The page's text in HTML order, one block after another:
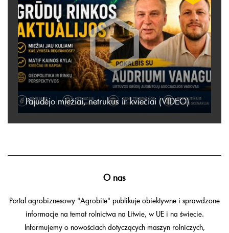
Pajudėjo miežiai, netrukus ir kviečiai (VIDEO)
O nas
Portal agrobiznesowy "Agrobitė" publikuje obiektywne i sprawdzone
informacje na temat rolnictwa na Litwie, w UE i na świecie.
Informujemy o nowościach dotyczących maszyn rolniczych,